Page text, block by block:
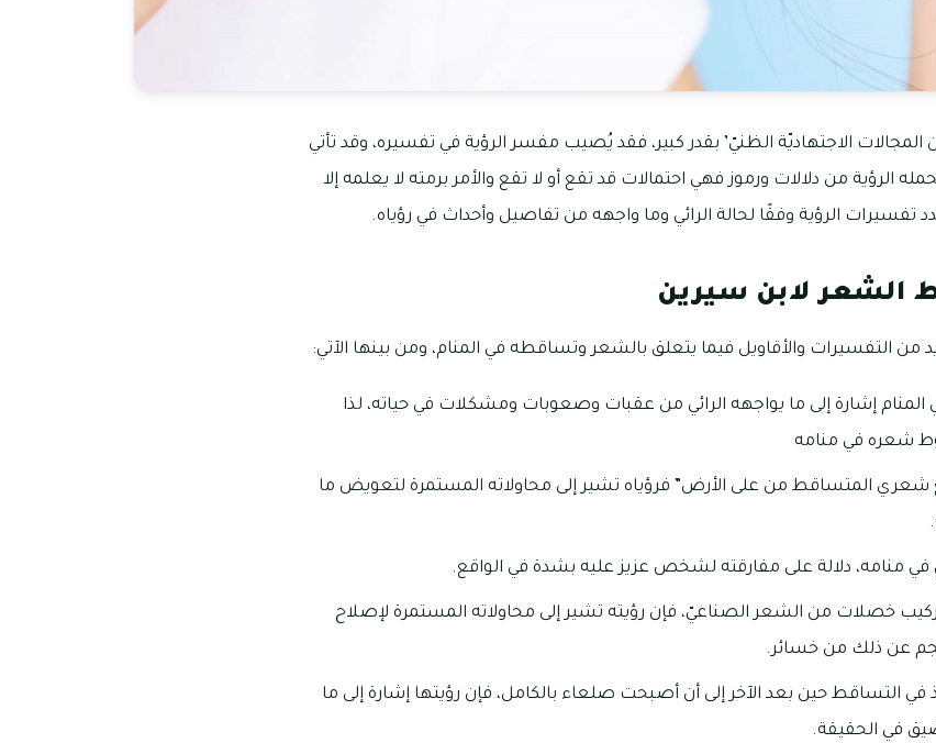
الاجتهاديّة الظنيّ’ بقدر كبير، فقد يُصيب مفسر الرؤية في تفسيره، وقد تأتي
الرؤية من دلالات ورموز فهي احتمالات قد تقع أو لا تقع والأمر برمته لا يعلمه إلا
تفسيرات الرؤية وفقًا لحالة الرائي وما واجهه من تفاصيل وأحداث في رؤياه.
الشعر لابن سيرين
من التفسيرات والأقاويل فيما يتعلق بالشعر وتساقطه في المنام، ومن بينها الآتي:
إشارة إلى ما يواجهه الرائي من عقبات وصعوبات ومشكلات في حياته، لذا
شعره في منامه
شعري المتساقط من على الأرض” فرؤياه تشير إلى محاولاته المستمرة لتعويض ما
منامه، دلالة على مفارقته لشخص عزيز عليه بشدة في الواقع.
خصلات من الشعر الصناعيّ، فإن رؤيته تشير إلى محاولاته المستمرة لإصلاح
عن ذلك من خسائر.
في التساقط حين بعد الآخر إلى أن أصبحت صلعاء بالكامل، فإن رؤيتها إشارة إلى ما
في الحقيقة.